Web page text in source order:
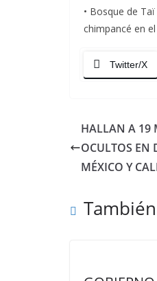
• Bosque de
chimpancé en
Twitter/X
HALLAN A 19
OCULTOS EN
MÉXICO Y